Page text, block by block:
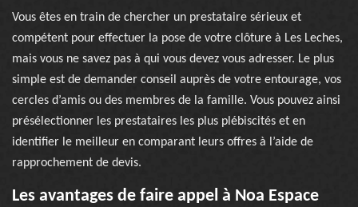
Vous êtes en train de chercher un prestataire sérieux et
compétent pour effectuer la pose de votre clôture à Les Leches,
mais vous ne savez pas à qui vous devez vous adresser. Le plus
simple est de demander conseil auprès de votre entourage, vos
cercles d’amis ou des membres de la famille. Vous pouvez ainsi
présélectionner les prestataires les plus plébiscités et en
identifier le meilleur en comparant leurs offres à l’aide de
rapprochement de devis.
Les avantages de faire appel à Noa Espace